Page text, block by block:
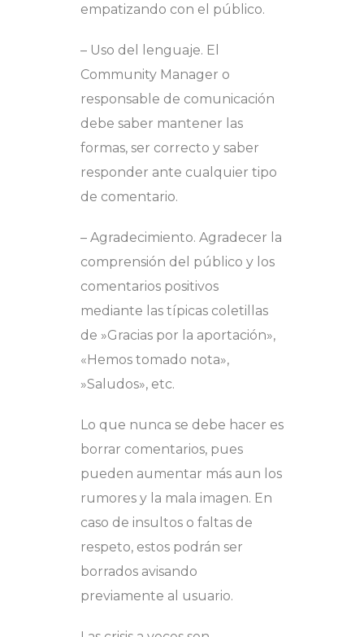
empatizando con el público.
– Uso del lenguaje. El
Community Manager o
responsable de comunicación
debe saber mantener las
formas, ser correcto y saber
responder ante cualquier tipo
de comentario.
– Agradecimiento. Agradecer la
comprensión del público y los
comentarios positivos
mediante las típicas coletillas
de »Gracias por la aportación»,
«Hemos tomado nota»,
»Saludos», etc.
Lo que nunca se debe hacer es
borrar comentarios, pues
pueden aumentar más aun los
rumores y la mala imagen. En
caso de insultos o faltas de
respeto, estos podrán ser
borrados avisando
previamente al usuario.